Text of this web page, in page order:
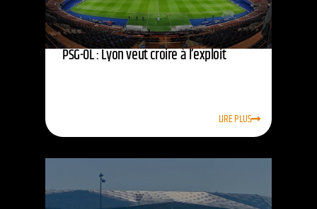
PSG-OL : Lyon veut croire à l’exploit
LIRE PLUS